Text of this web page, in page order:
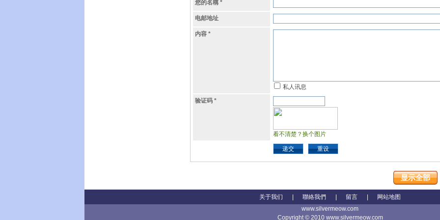
您的名稱 *
电邮地址
内容 *
私人讯息
验证码 *
看不清楚？换个图片
递交 重设
显示全部
关于我们 聯絡我們 留言
网站地图
www.silvermeow.com
Copyright © 2010 www.silvermeow.com